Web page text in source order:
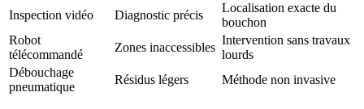
Inspection vidéo
Diagnostic précis
Localisation exacte du
bouchon
Robot
télécommandé
Zones inaccessibles
Intervention sans travaux
lourds
Débouchage
pneumatique
Résidus légers Méthode non invasive